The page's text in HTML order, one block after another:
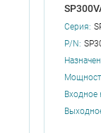
Серия:
P/N:
Входное